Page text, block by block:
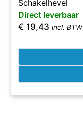
Schakelhevel
Direct leverbaar
€ 19,43 incl. BTW